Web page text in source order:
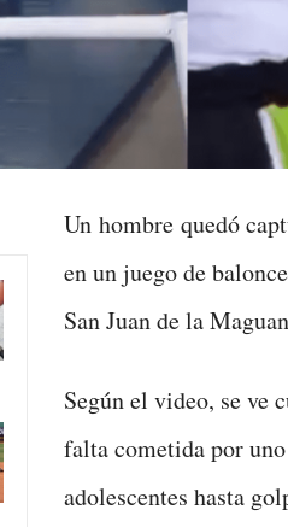
Un hombre quedó
en un juego de
San Juan de la
Según el video, se ve
falta cometida por
adolescentes hasta